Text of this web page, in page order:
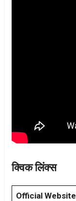
क्विक लिंक्स
Official Website